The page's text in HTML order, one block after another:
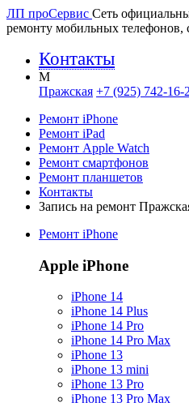
ЛП проСервис Сеть
ремонту мобильных телефонов,
Контакты
M
Пражская +7 (925) 742-16-
Ремонт iPhone
Ремонт iPad
Ремонт Apple Watch
Ремонт смартфонов
Ремонт планшетов
Контакты
Запись на ремонт
Ремонт iPhone
Apple iPhone
iPhone 14
iPhone 14 Plus
iPhone 14 Pro
iPhone 14 Pro Max
iPhone 13
iPhone 13 mini
iPhone 13 Pro
iPhone 13 Pro Max